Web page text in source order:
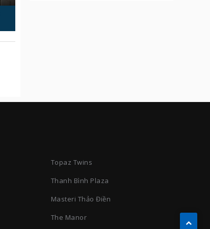
Topaz Twins
Thanh Bình Plaza
Masteri Thảo Điền
The Manor